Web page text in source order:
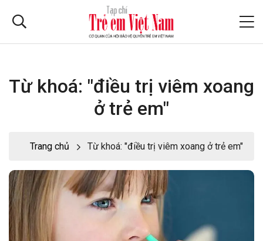
Từ khoá: "điều trị viêm xoang
ở trẻ em"
Trang chủ Từ khoá: "điều trị viêm xoang ở trẻ em"